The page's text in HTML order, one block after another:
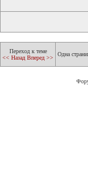
Переход к теме
<< Назад Вперед >>
Одна